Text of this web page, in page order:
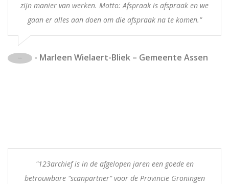
zijn manier van werken. Motto: Afspraak is afspraak en we
gaan er alles aan doen om die afspraak na te komen."
- Marleen Wielaert-Bliek – Gemeente Assen
"123archief is in de afgelopen jaren een goede en
betrouwbare "scanpartner" voor de Provincie Groningen